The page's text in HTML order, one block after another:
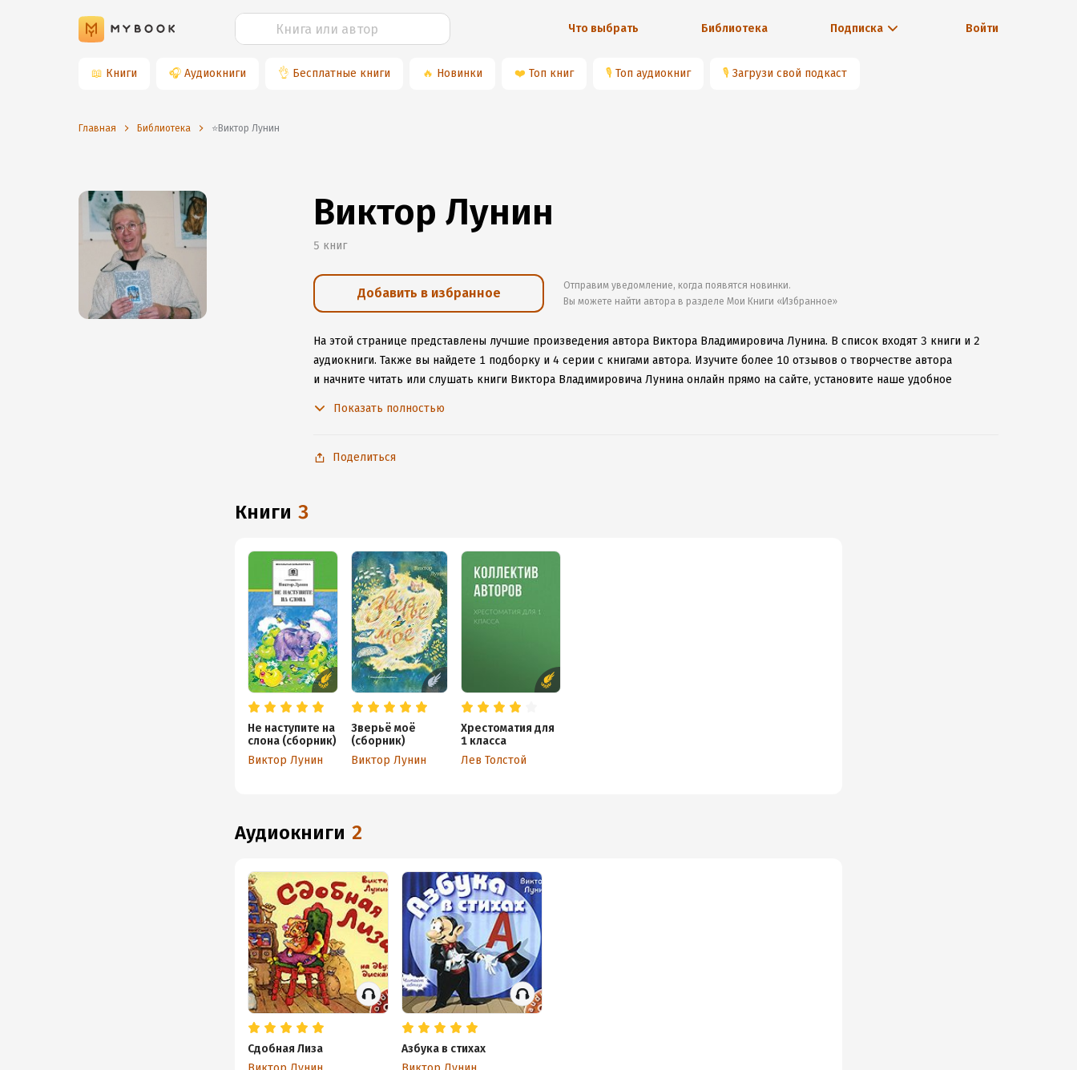
Что выбрать Библиотека Подписка Войти
📖 Книги 🎧 Аудиокниги 👌 Бесплатные книги 🔥 Новинки ❤️ Топ книг 🎙 Топ аудиокниг 🎙 Загрузи свой подкаст
Главная Библиотека ⭐️Виктор Лунин
Виктор Лунин
5 книг
Добавить в избранное
Отправим уведомление, когда появятся новинки.
Вы можете найти автора в разделе Мои Книги «Избранное»
На этой странице представлены лучшие произведения автора Виктора Владимировича Лунина. В список входят 3 книги и 2
аудиокниги. Также вы найдете 1 подборку и 4 серии с книгами автора. Изучите более 10 отзывов о творчестве автора
и начните читать или слушать книги Виктора Владимировича Лунина онлайн прямо на сайте, установите наше удобное
Показать полностью
Поделиться
книги 3
Не наступите на
слона (сборник)
Виктор Лунин
Зверьё моё
(сборник)
Виктор Лунин
Хрестоматия для
1 класса
Лев Толстой
аудиокниги 2
Сдобная Лиза
Азбука в стихах